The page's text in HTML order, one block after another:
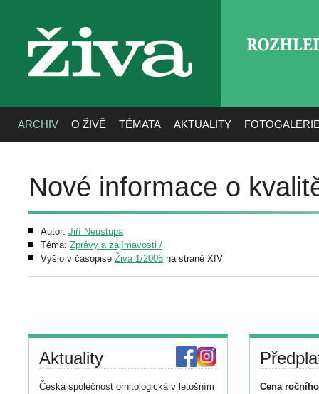
živa
ARCHIV O ŽIVĚ TÉMATA AKTUALITY
Nové informace o
Autor: Jiří Neustupa
Téma: Zprávy a zajímavosti /
Vyšlo v časopise Živa 1/2006 na straně XIV
Aktuality
Česká společnost ornitologická v letošním
Cena